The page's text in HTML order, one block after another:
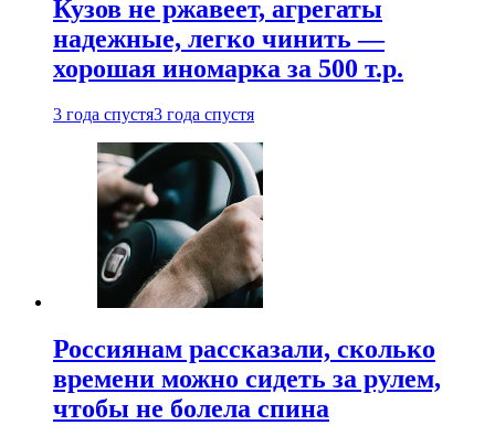
Кузов не ржавеет, агрегаты
надежные, легко чинить —
хорошая иномарка за 500 т.р.
3 года спустя3 года спустя
Россиянам рассказали, сколько
времени можно сидеть за рулем,
чтобы не болела спина